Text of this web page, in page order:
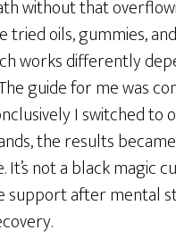
without that
tried oils, gummies,
works differently
guide for me was
I switched to
the results
It’s not a black magic
support after mental